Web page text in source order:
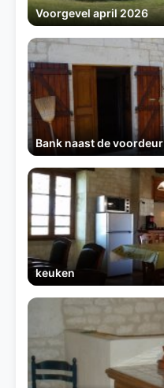
Voorgevel april 2026
Bank naast de voordeur
keuken